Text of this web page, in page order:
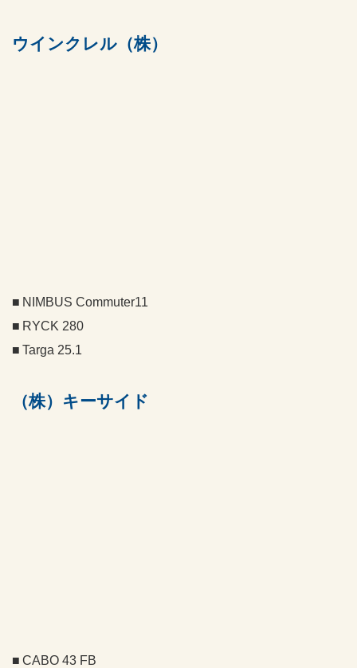
ウインクレル（株）
NIMBUS Commuter11
RYCK 280
Targa 25.1
（株）キーサイド
CABO 43 FB